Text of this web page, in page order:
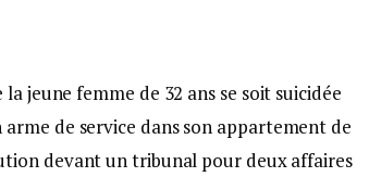
jeune femme de 32 ans se soit suicidée
de service dans son appartement de
devant un tribunal pour deux affaires